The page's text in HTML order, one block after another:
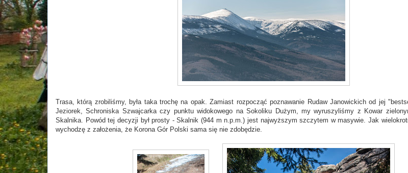
Trasa, którą zrobiliśmy, była taka trochę na opak. Zamiast rozpocząć poznawanie Rudaw Janowickich od jej
Jeziorek, Schroniska Szwajcarka czy punktu widokowego na Sokoliku Dużym, my wyruszyliśmy z Kowar
Skalnika. Powód tej decyzji był prosty - Skalnik (944 m n.p.m.) jest najwyższym szczytem w masywie. Jak
wychodzę z założenia, że Korona Gór Polski sama się nie zdobędzie.